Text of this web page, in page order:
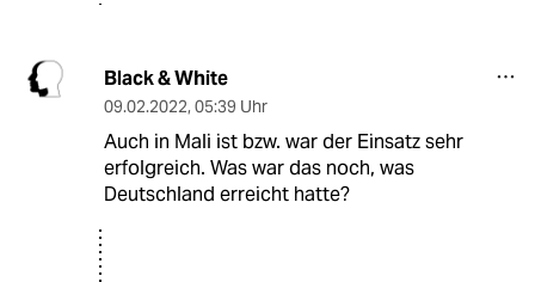
Black & White
09.02.2022, 05:39 Uhr
Auch in Mali ist bzw. war der Einsatz sehr
erfolgreich. Was war das noch, was
Deutschland erreicht hatte?